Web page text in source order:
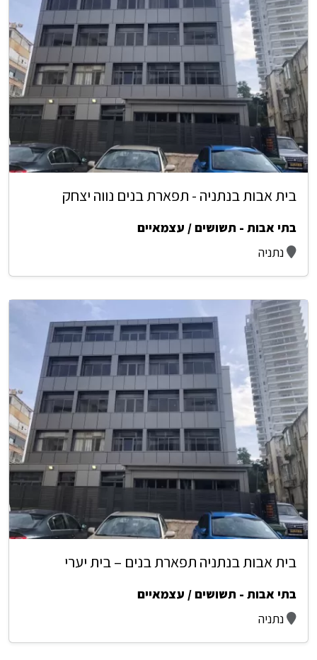
בית אבות בנתניה - תפארת בנים נווה יצחק
בתי אבות - תשושים / עצמאיים
נתניה
בית אבות בנתניה תפארת בנים – בית יערי
בתי אבות - תשושים / עצמאיים
נתניה